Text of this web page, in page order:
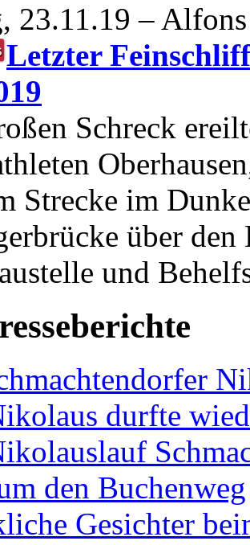
23.11.19 –
Letzter
Schreck
Strecke im
über
und
durfte
den Buchenweg
Gesichter